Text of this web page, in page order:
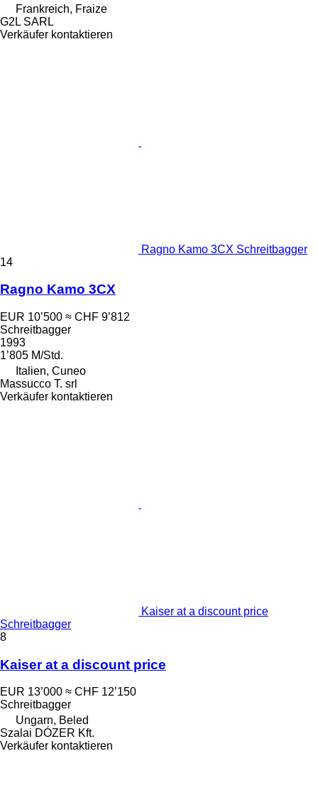
Frankreich, Fraize
G2L SARL
Verkäufer kontaktieren
Ragno Kamo 3CX Schreitbagger
14
Ragno Kamo 3CX
EUR 10’500 ≈ CHF 9’812
Schreitbagger
1993
1’805 M/Std.
Italien, Cuneo
Massucco T. srl
Verkäufer kontaktieren
Kaiser at a discount price
Schreitbagger
8
Kaiser at a discount price
EUR 13’000 ≈ CHF 12’150
Schreitbagger
Ungarn, Beled
Szalai DÓZER Kft.
Verkäufer kontaktieren